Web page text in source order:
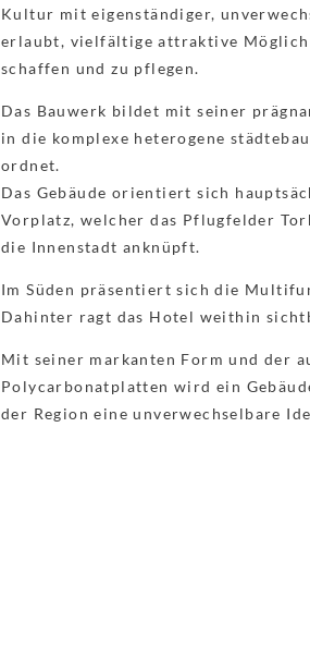
Kultur mit eigenständiger,
erlaubt, vielfältige attraktive
schaffen und zu pflegen.
Das Bauwerk bildet mit seiner
in die komplexe heterogene
ordnet.
Das Gebäude orientiert sich
Vorplatz, welcher das Pflugfelder
die Innenstadt anknüpft.
Im Süden präsentiert sich die
Dahinter ragt das Hotel weithin
Mit seiner markanten Form und der
Polycarbonatplatten wird ein
der Region eine unverwechselbare